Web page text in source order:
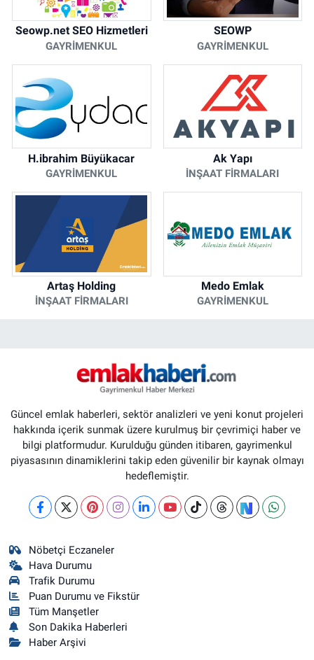
Seowp.net SEO Hizmetleri
GAYRIMENKUL
SEOWP
GAYRIMENKUL
H.ibrahim Büyükacar
GAYRIMENKUL
Ak Yapı
İNŞAAT FIRMALARI
Artaş Holding
İNŞAAT FIRMALARI
Medo Emlak
GAYRIMENKUL
Güncel emlak haberleri, sektör analizleri ve yeni konut projeleri
hakkında içerik sunmak üzere kurulmuş bir çevrimiçi haber ve
bilgi platformudur. Kurulduğu günden itibaren, gayrimenkul
piyasasının dinamiklerini takip eden güvenilir bir kaynak olmayı
hedeflemiştir.
Nöbetçi Eczaneler
Hava Durumu
Trafik Durumu
Puan Durumu ve Fikstür
Tüm Manşetler
Son Dakika Haberleri
Haber Arşivi